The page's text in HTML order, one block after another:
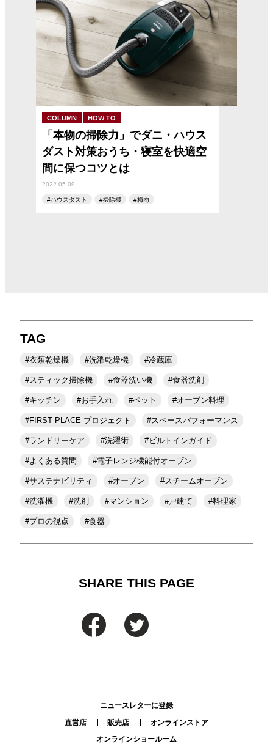
COLUMN HOW TO
「本物の掃除力」でダニ・ハウス
ダスト対策おうち・寝室を快適空
間に保つコツとは
2022.05.09
ハウスダスト 掃除機 梅雨
TAG
衣類乾燥機 洗濯乾燥機 冷蔵庫
スティック掃除機 食器洗い機 食器洗剤
キッチン お手入れ ペット オーブン料理
FIRST PLACE プロジェクト スペースパフォーマンス
ランドリーケア 洗濯術 ビルトインガイド
よくある質問 電子レンジ機能付オーブン
サステナビリティ オーブン スチームオーブン
洗濯機 洗剤 マンション 戸建て 料理家
プロの視点 食器
SHARE THIS PAGE
ニュースレターに登録
直営店
販売店
オンラインストア
オンラインショールーム